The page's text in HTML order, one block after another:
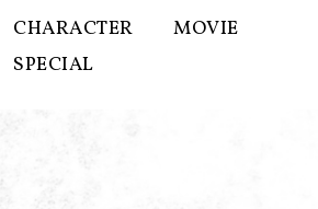
CHARACTER
MOVIE
SPECIAL